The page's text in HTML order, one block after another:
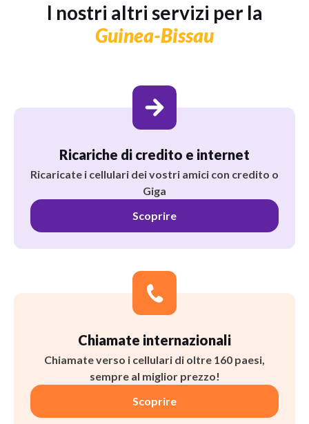
I nostri altri servizi per la
Guinea-Bissau
Ricariche di credito e internet
Ricaricate i cellulari dei vostri amici con credito o
Giga
Scoprire
Chiamate internazionali
Chiamate verso i cellulari di oltre 160 paesi,
sempre al miglior prezzo!
Scoprire